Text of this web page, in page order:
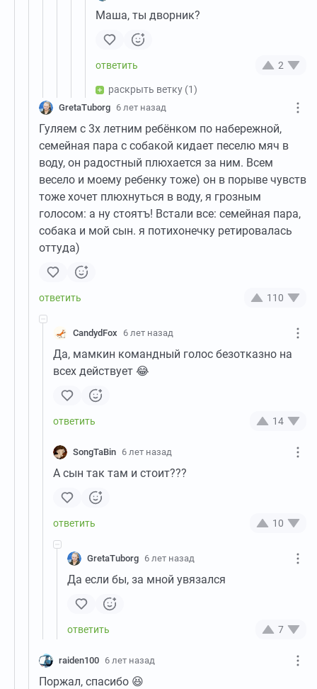
Маша, ты дворник?
2
раскрыть ветку (1)
GretaTuborg 6 лет назад
Гуляем с 3х летним ребёнком по набережной,
семейная пара с собакой кидает песелю мяч в
воду, он радостный плюхается за ним. Всем
весело и моему ребенку тоже) он в порыве чувств
тоже хочет плюхнуться в воду, я грозным
голосом: а ну стоятъ! Встали все: семейная пара,
собака и мой сын. я потихонечку ретировалась
оттуда)
110
CandydFox 6 лет назад
Да, мамкин командный голос безотказно на
всех действует 😂
14
SongTaBin 6 лет назад
А сын так там и стоит???
10
GretaTuborg 6 лет назад
Да если бы, за мной увязался
7
raiden100 6 лет назад
Поржал, спасибо 😆